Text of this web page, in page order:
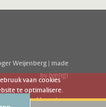
Weijenberg | made
byivengi
vaan cookies
te optimalisere.
gaot g'r akkoord